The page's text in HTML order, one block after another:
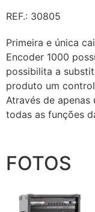
REF.: 30805
Primeira e única
Encoder 1000
possibilita a
produto um
Através de
todas as funções
FOTOS